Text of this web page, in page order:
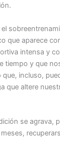
que aparece
intensa y
tiempo y que
incluso,
que altere
se agrava,